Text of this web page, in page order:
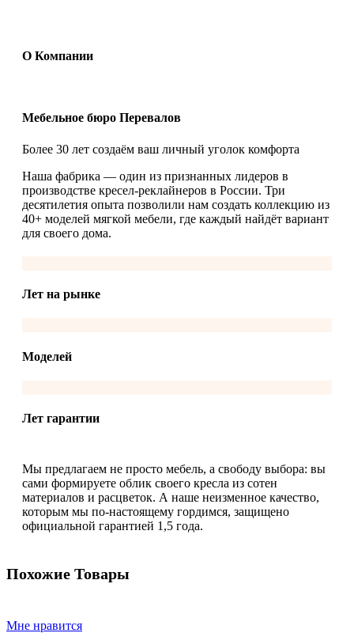
О Компании
Мебельное бюро Перевалов
Более 30 лет создаём ваш личный уголок комфорта
Наша фабрика — один из признанных лидеров в
производстве кресел-реклайнеров в России. Три
десятилетия опыта позволили нам создать коллекцию из
40+ моделей мягкой мебели, где каждый найдёт вариант
для своего дома.
Лет на рынке
Моделей
Лет гарантии
Мы предлагаем не просто мебель, а свободу выбора: вы
сами формируете облик своего кресла из сотен
материалов и расцветок. А наше неизменное качество,
которым мы по-настоящему гордимся, защищено
официальной гарантией 1,5 года.
Похожие Товары
Мне нравится